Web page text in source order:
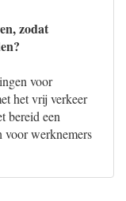
zodat
voor
het vrij verkeer
bereid een
voor werknemers